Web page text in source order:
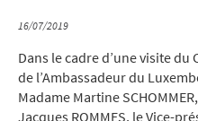
16/07/2019
Dans le cadre d’une visite du
de l’Ambassadeur du
Madame Martine
Jacques ROMMES, le Vice-